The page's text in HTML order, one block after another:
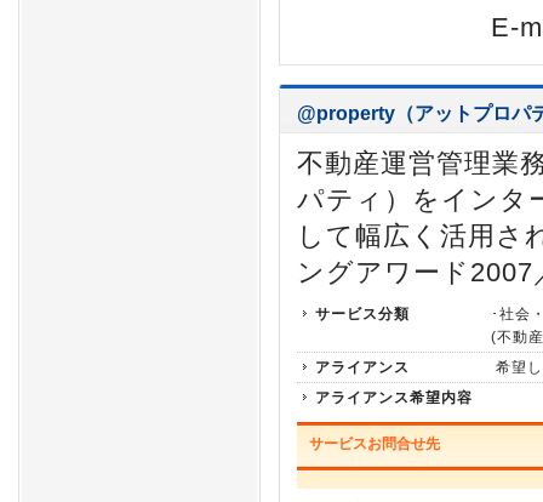
E-
@property（アットプロ
不動産運営管理業
パティ）をインタ
して幅広く活用さ
ングアワード
サービス分類
･社会
(不動
アライアンス
希望
アライアンス希望内容
サービスお問合せ先